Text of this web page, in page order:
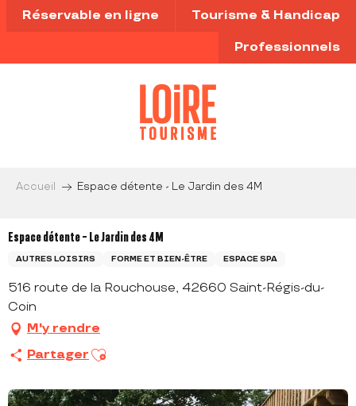
Aller
au
principal
Réservable en ligne Tourisme & Handicap
Professionnels
Accueil Espace détente - Le Jardin des 4M
Espace détente - Le Jardin des 4M
AUTRES LOISIRS FORME ET BIEN-ÊTRE ESPACE SPA
516 route de la Rouchouse, 42660 Saint-Régis-du-
Coin
M'y rendre
Partager Ajouter aux favoris